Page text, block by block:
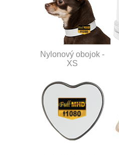
Nylonový obojok -
XS